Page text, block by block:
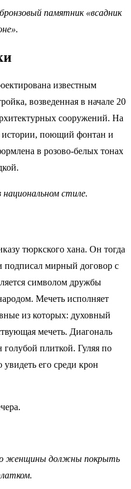
памятник «всадник
известным
возведенная в начале 20
сооружений. На
истории, поющий фонтан и
в розово-белых тонах
стиле.
тюркского хана. Он тогда
подписал мирный договор с
символом дружбы
Мечеть исполняет
из которых: духовный
мечеть. Диагональ
плиткой. Гуляя по
его среди крон
женщины должны покрыть